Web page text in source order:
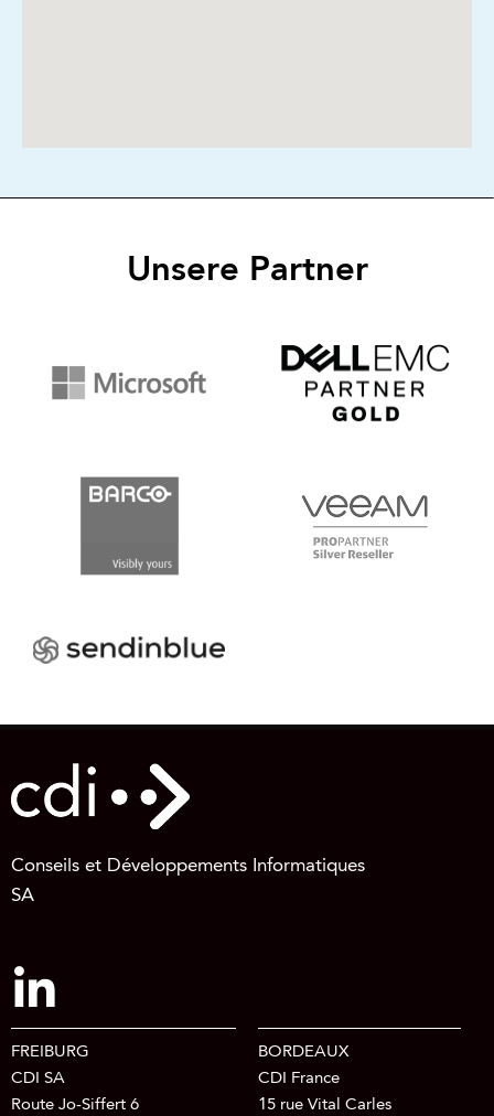
Unsere Partner
Conseils et Développements Informatiques
SA
FREIBURG
CDI SA
Route Jo-Siffert 6
BORDEAUX
CDI France
15 rue Vital Carles